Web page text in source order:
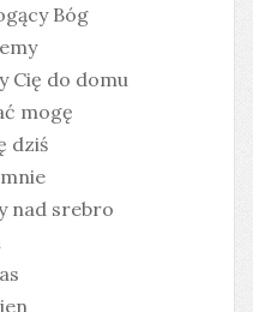
Bóg
Cię do domu
mogę
dziś
nad srebro